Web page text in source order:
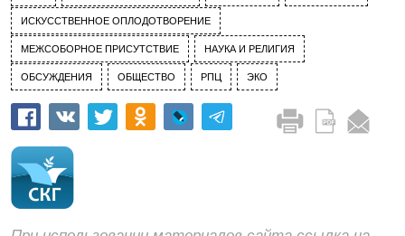
ИСКУССТВЕННОЕ ОПЛОДОТВОРЕНИЕ
МЕЖСОБОРНОЕ ПРИСУТСТВИЕ НАУКА И РЕЛИГИЯ
ОБСУЖДЕНИЯ ОБЩЕСТВО РПЦ ЭКО